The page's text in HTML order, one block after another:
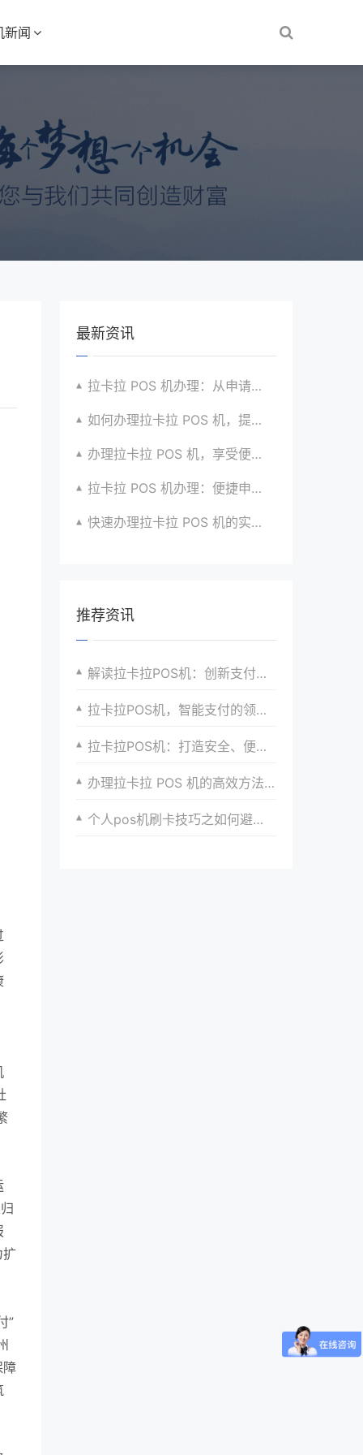
新闻
扩
”
障
最新资讯
拉卡拉 POS 机办理：从申请到收款的全流程攻略
如何办理拉卡拉 POS 机，提升生意竞争力？有招
办理拉卡拉 POS 机，享受便捷支付体验的秘籍
拉卡拉 POS 机办理：便捷申请，放心使用超安心
快速办理拉卡拉 POS 机的实用攻略分享超靠谱
推荐资讯
解读拉卡拉POS机：创新支付方式的新里程碑
拉卡拉POS机，智能支付的领导者
拉卡拉POS机：打造安全、便捷的支付新生态
办理拉卡拉 POS 机的高效方法与实践经验分享
个人pos机刷卡技巧之如何避免降额封卡？